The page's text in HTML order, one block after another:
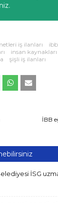
iş ilanları
insan
şişli iş ilanları
İBB
İSG